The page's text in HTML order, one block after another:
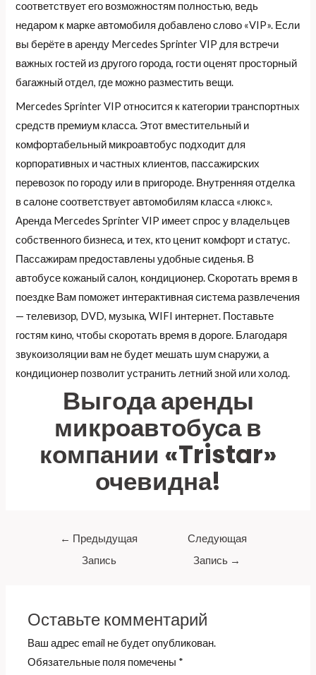
соответствует его возможностям полностью, ведь
недаром к марке автомобиля добавлено слово «VIP». Если
вы берёте в аренду Mercedes Sprinter VIP для встречи
важных гостей из другого города, гости оценят просторный
багажный отдел, где можно разместить вещи.
Mercedes Sprinter VIP относится к категории транспортных
средств премиум класса. Этот вместительный и
комфортабельный микроавтобус подходит для
корпоративных и частных клиентов, пассажирских
перевозок по городу или в пригороде. Внутренняя отделка
в салоне соответствует автомобилям класса «люкс».
Аренда Mercedes Sprinter VIP имеет спрос у владельцев
собственного бизнеса, и тех, кто ценит комфорт и статус.
Пассажирам предоставлены удобные сиденья. В
автобусе кожаный салон, кондиционер. Скоротать время в
поездке Вам поможет интерактивная система развлечения
— телевизор, DVD, музыка, WIFI интернет. Поставьте
гостям кино, чтобы скоротать время в дороге. Благодаря
звукоизоляции вам не будет мешать шум снаружи, а
кондиционер позволит устранить летний зной или холод.
Выгода аренды
микроавтобуса в
компании «Tristar»
очевидна!
← Предыдущая
Запись
Следующая
Запись →
Оставьте комментарий
Ваш адрес email не будет опубликован.
Обязательные поля помечены *